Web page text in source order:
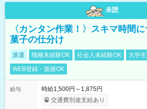
未読
〈カンタン作業！〉スキマ時間
菓子の仕分け
派遣 職種未経験OK 社会人未経験OK 大学
WEB登録・面接OK
給与
時給1,500円～1,875円
交通費別途支給あり